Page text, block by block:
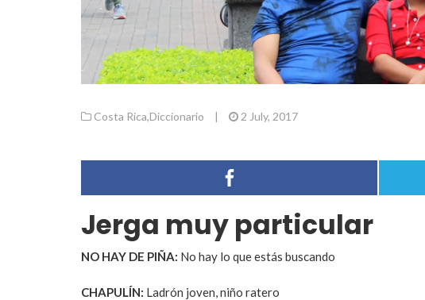
Costa Rica,Diccionario | 2 July, 2017
Jerga muy particular
NO HAY DE PIÑA: No hay lo que estás buscando
CHAPULÍN: Ladrón joven, niño ratero